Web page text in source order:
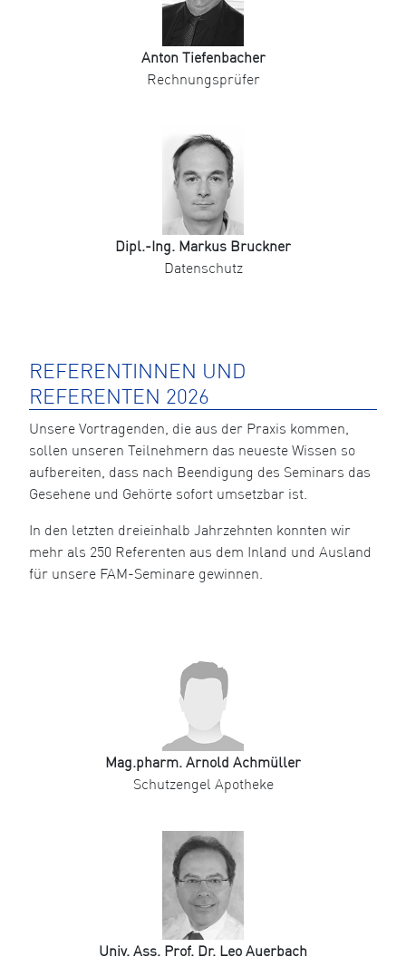
Anton Tiefenbacher
Rechnungsprüfer
Dipl.-Ing. Markus Bruckner
Datenschutz
REFERENTINNEN UND
REFERENTEN 2026
Unsere Vortragenden, die aus der Praxis kommen,
sollen unseren Teilnehmern das neueste Wissen so
aufbereiten, dass nach Beendigung des Seminars das
Gesehene und Gehörte sofort umsetzbar ist.
In den letzten dreieinhalb Jahrzehnten konnten wir
mehr als 250 Referenten aus dem Inland und Ausland
für unsere FAM-Seminare gewinnen.
Mag.pharm. Arnold Achmüller
Schutzengel Apotheke
Univ. Ass. Prof. Dr. Leo Auerbach